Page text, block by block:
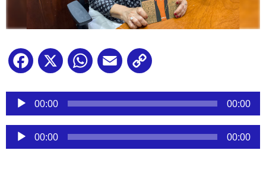
Facebook
X WhatsApp
Email
Reproductor
audio
00:00 00:00
Reproductor
de
00:00 00:00